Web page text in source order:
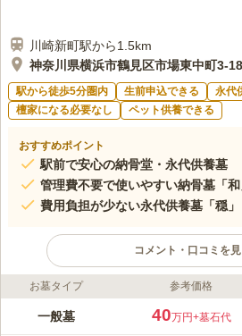
川崎新町駅から1.5km
神奈川県横浜市鶴見区市場東中町3-18
駅から徒歩5分圏内 生前申込できる
永代
檀家になる必要なし
ペット供養できる
おすすめポイント
駅前で安心の納骨堂・永代供養墓
管理費不要で使いやすい納骨墓「和
費用負担が少ない永代供養墓「穏」
コメント・口コミを
ライフドット編集部のコメント
江戸時代にはすでに開山されてい
お墓タイプ 参考価格
一般墓 40万円+墓石代